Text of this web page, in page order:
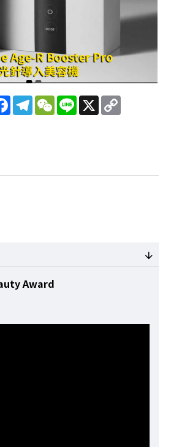
FacebookTelegram
WeChat
Line X Copy
Link
Award